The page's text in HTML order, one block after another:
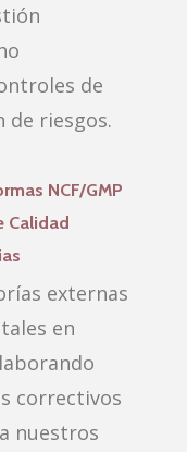
de
de riesgos.
NCF/GMP
Calidad
externas
en
correctivos
nuestros